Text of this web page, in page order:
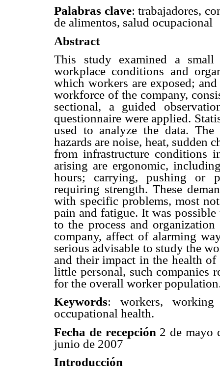
Palabras clave: trabajadores,
de alimentos, salud ocupacional
Abstract
This study examined a
workplace conditions and
which workers are exposed;
workforce of the company,
sectional, a guided
questionnaire were applied.
used to analyzethe data. The
hazards are noise, heat, sudden
from infrastructure conditions
arising are ergonomic,
hours; carrying, pushing or
requiring strength. These
with specific problems, most
pain and fatigue. It was
to the process and
company, affect of alarming
serious advisable to studythe
and their impact in the health
little personal, such companies
for the overall worker
Keywords: workers,
occupational health.
Fecha de recepción 2 de mayo
junio de 2007
Introducción